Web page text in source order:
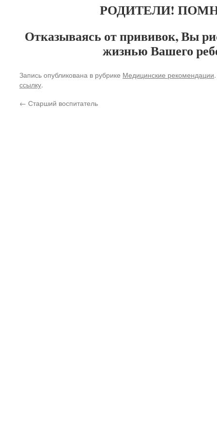
РОДИТЕЛИ!
Отказываясь от прививок, Вы
жизнью Вашего
Запись опубликована в рубрике Медицинские рекомендации
ссылку.
← Старший воспитатель